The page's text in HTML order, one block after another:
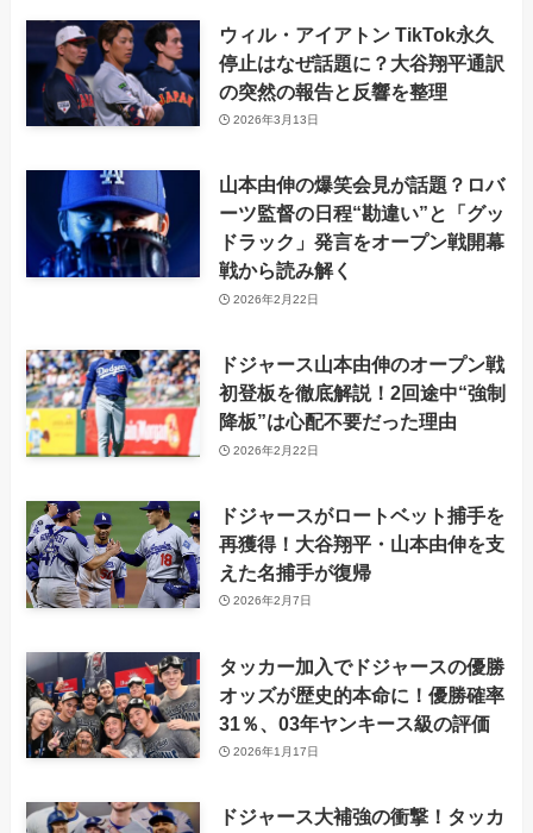
ウィル・アイアトン TikTok永久
停止はなぜ話題に？大谷翔平通訳
の突然の報告と反響を整理
2026年3月13日
山本由伸の爆笑会見が話題？ロバ
ーツ監督の日程“勘違い”と「グッ
ドラック」発言をオープン戦開幕
戦から読み解く
2026年2月22日
ドジャース山本由伸のオープン戦
初登板を徹底解説！2回途中“強制
降板”は心配不要だった理由
2026年2月22日
ドジャースがロートベット捕手を
再獲得！大谷翔平・山本由伸を支
えた名捕手が復帰
2026年2月7日
タッカー加入でドジャースの優勝
オッズが歴史的本命に！優勝確率
31％、03年ヤンキース級の評価
2026年1月17日
ドジャース大補強の衝撃！タッカ